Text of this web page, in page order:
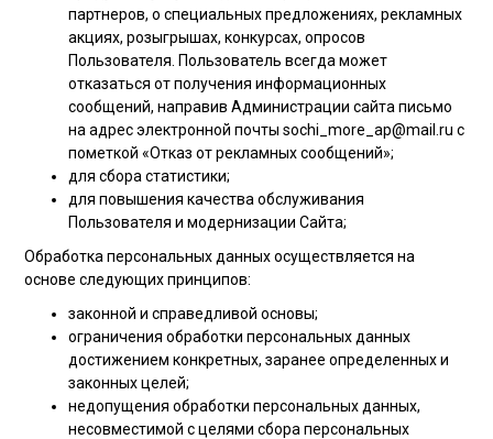
партнеров, о специальных предложениях, рекламных
акциях, розыгрышах, конкурсах, опросов
Пользователя. Пользователь всегда может
отказаться от получения информационных
сообщений, направив Администрации сайта письмо
на адрес электронной почты sochi_more_ap@mail.ru с
пометкой «Отказ от рекламных сообщений»;
для сбора статистики;
для повышения качества обслуживания
Пользователя и модернизации Сайта;
Обработка персональных данных осуществляется на
основе следующих принципов:
законной и справедливой основы;
ограничения обработки персональных данных
достижением конкретных, заранее определенных и
законных целей;
недопущения обработки персональных данных,
несовместимой с целями сбора персональных